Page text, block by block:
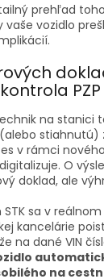
prehľad
vaše vozidlo
PZP
na stanici
stiahnutú)
v rámci
O
doklad, ale
sa v
kancelárie
na dané VIN
na